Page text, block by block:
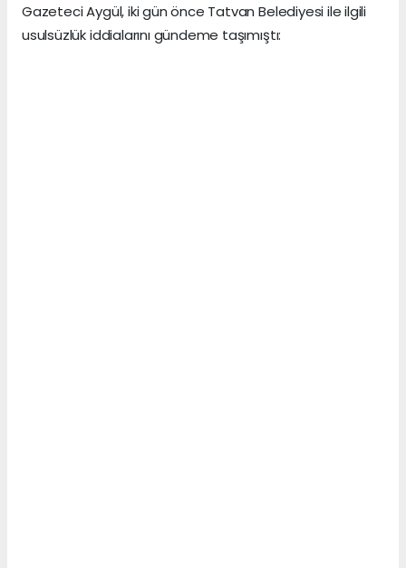
Gazeteci Aygül, iki gün önce Tatvan Belediyesi ile ilgili
usulsüzlük iddialarını gündeme taşımıştı: